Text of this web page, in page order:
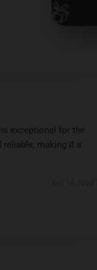
exceptional for the
reliable, making it a
🎁